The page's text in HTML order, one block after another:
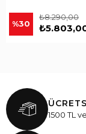
%30
₺8.290,00
1500 TL